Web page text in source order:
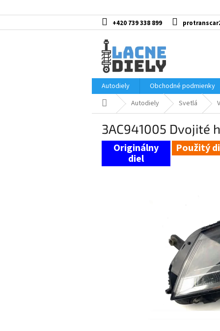
na
+420 739 338 899
Autodiely
Obchodné podmienky
DomovAutodiely Svetlá
3AC941005 Dvojité
Použitý